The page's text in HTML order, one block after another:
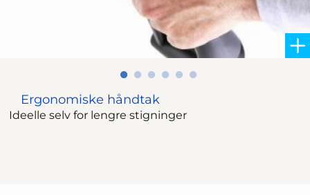
Ergonomiske håndtak
Ideelle selv for lengre stigninger